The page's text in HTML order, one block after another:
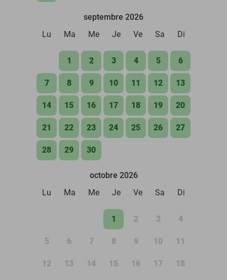
septembre 2026
Lu
Ma Me Je Ve Sa Di
1 2 3 4 5 6
7 8 9 10 11 12 13
14 15 16 17 18 19 20
21 22 23 24 25 26 27
28 29 30
octobre 2026
Lu
Ma Me Je Ve Sa Di
1 2 3 4
5 6 7 8 9 10 11
12 13 14 15 16 17 18